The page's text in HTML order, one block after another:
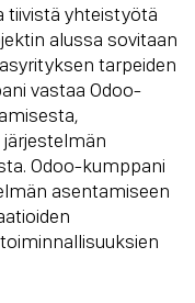
tiivistä yhteistyötä
alussa sovitaan
tarpeiden
vastaa Odoo-
Odoo-kumppani
asentamiseen